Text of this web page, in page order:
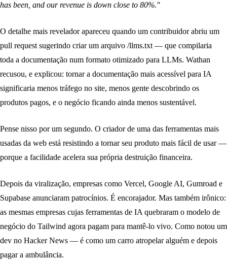
has been, and our revenue is down close to 80%."
O detalhe mais revelador apareceu quando um contribuidor abriu um
pull request sugerindo criar um arquivo /llms.txt — que compilaria
toda a documentação num formato otimizado para LLMs. Wathan
recusou, e explicou: tornar a documentação mais acessível para IA
significaria menos tráfego no site, menos gente descobrindo os
produtos pagos, e o negócio ficando ainda menos sustentável.
Pense nisso por um segundo. O criador de uma das ferramentas mais
usadas da web está resistindo a tornar seu produto mais fácil de usar —
porque a facilidade acelera sua própria destruição financeira.
Depois da viralização, empresas como Vercel, Google AI, Gumroad e
Supabase anunciaram patrocínios. É encorajador. Mas também irônico:
as mesmas empresas cujas ferramentas de IA quebraram o modelo de
negócio do Tailwind agora pagam para mantê-lo vivo. Como notou um
dev no Hacker News — é como um carro atropelar alguém e depois
pagar a ambulância.